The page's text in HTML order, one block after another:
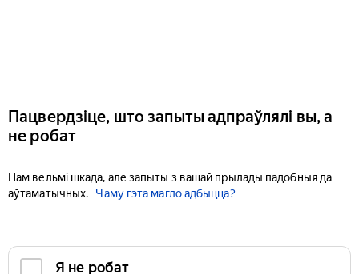
Пацвердзіце, што запыты адпраўлялі вы, а
не робат
Нам вельмі шкада, але запыты з вашай прылады падобныя да
аўтаматычных.
Чаму гэта магло адбыцца?
Я не робат